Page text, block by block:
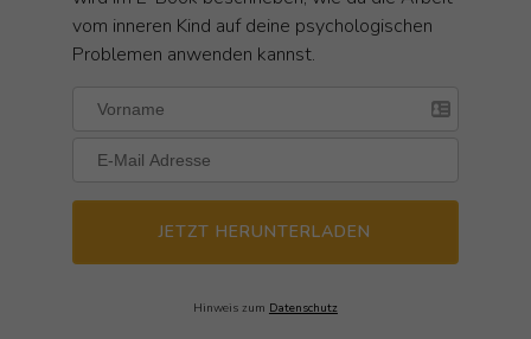
vom inneren Kind auf deine psychologischen
Problemen anwenden kannst.
JETZT HERUNTERLADEN
Hinweis zum Datenschutz